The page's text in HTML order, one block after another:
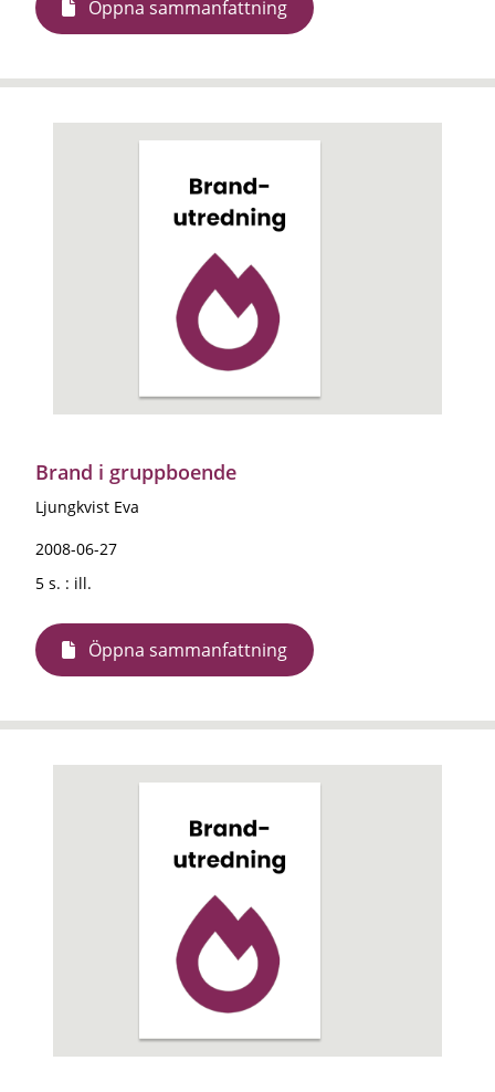
Öppna sammanfattning
Brand i gruppboende
Ljungkvist Eva
2008-06-27
5 s. : ill.
Öppna sammanfattning